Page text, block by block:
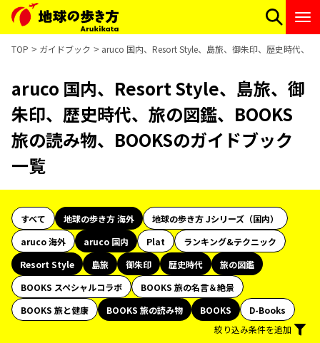
TOP ガイドブック aruco 国内、Resort Style、島旅、御朱印、歴史時代、
aruco 国内、Resort Style、島旅、御
朱印、歴史時代、旅の図鑑、BOOKS
旅の読み物、BOOKSのガイドブック
一覧
すべて 地球の歩き方 海外
地球の歩き方 Jシリーズ（国内）
aruco 海外
aruco 国内 Plat
ランキング&テクニック
Resort Style
島旅 御朱印 歴史時代
旅の図鑑
BOOKS スペシャルコラボ
BOOKS 旅の名言＆絶景
BOOKS 旅と健康
BOOKS 旅の読み物 BOOKS
D-Books
絞り込み条件を追加